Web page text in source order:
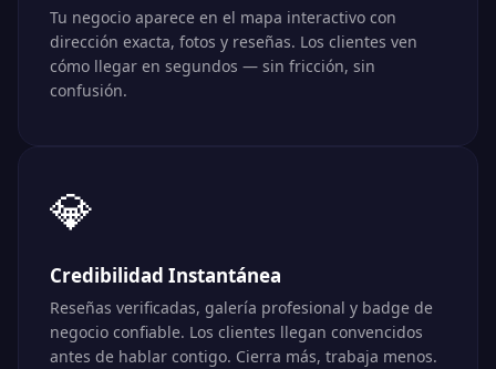
Tu negocio aparece en el mapa interactivo con
dirección exacta, fotos y reseñas. Los clientes ven
cómo llegar en segundos — sin fricción, sin
confusión.
💎
Credibilidad Instantánea
Reseñas verificadas, galería profesional y badge de
negocio confiable. Los clientes llegan convencidos
antes de hablar contigo. Cierra más, trabaja menos.